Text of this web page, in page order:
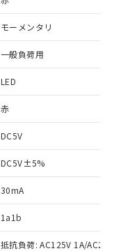
モーメンタリ
一般負荷用
LED
赤
DC5V
DC5V±5%
30mA
1a1b
抵抗負荷: AC125V 1A/